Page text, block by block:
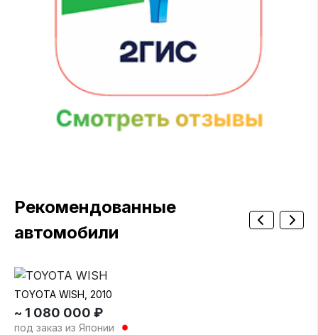
Рекомендованные
автомобили
TOYOTA WISH, 2010
~ 1 080 000 ₽
под заказ из Японии